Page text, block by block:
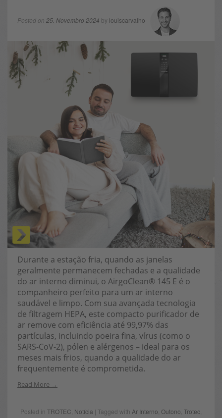
Posted on 25. Novembro 2024 by louiscarvalho
Durante a estação fria, quando as janelas
geralmente permanecem fechadas e a qualidade
do ar interno diminui, o AirgoClean® 145 E é o
companheiro perfeito para um ar interno
saudável e limpo. Com sua avançada tecnologia
de filtragem HEPA, este compacto purificador de
ar remove com eficiência até 99,97% das
partículas, incluindo poeira fina, vírus (como o
SARS-CoV-2), pólen e alérgenos – ideal para os
meses mais frios, quando a qualidade do ar
frequentemente é comprometida.
Read More
Posted in TROTEC Notícia | Tagged with Ar Interno Outono Trotec